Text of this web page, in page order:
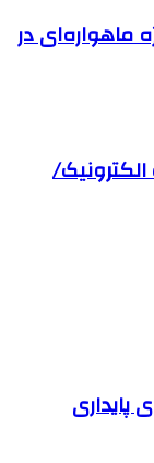
ماهواره‌ای در
پایداری